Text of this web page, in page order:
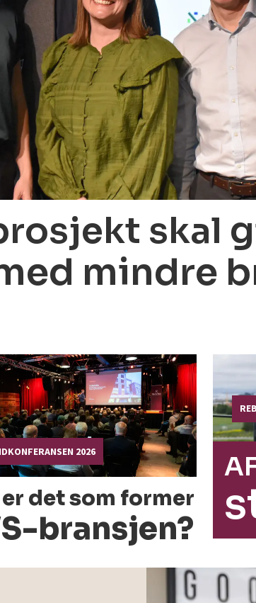
skal
mindre
2026
er det som former
bransjen?